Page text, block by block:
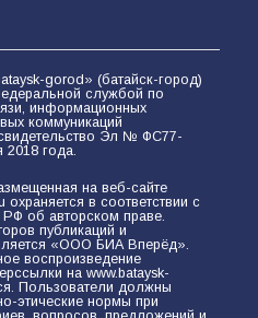
gorod» (батайск-город)
службой по
информационных
коммуникаций
Эл № ФС77-
2018 года.
на веб-сайте
охраняется в соответствии с
РФ об авторском праве.
публикаций и
«ООО БИА Вперёд».
воспроизведение
на www.bataysk-
Пользователи должны
этические нормы при